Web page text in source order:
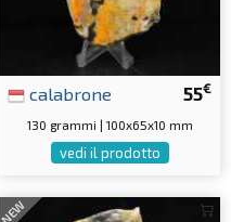
55€
calabrone
130 grammi | 100x65x10 mm
vedi il prodotto
NEW